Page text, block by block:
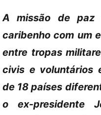
A missão de paz
caribenho com um
entre tropas
civis e voluntários
de 18 países
o ex-presidente